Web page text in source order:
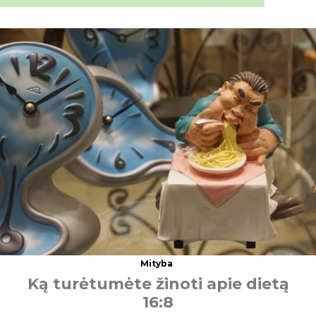
Mityba
Ką turėtumėte žinoti apie dietą
16:8